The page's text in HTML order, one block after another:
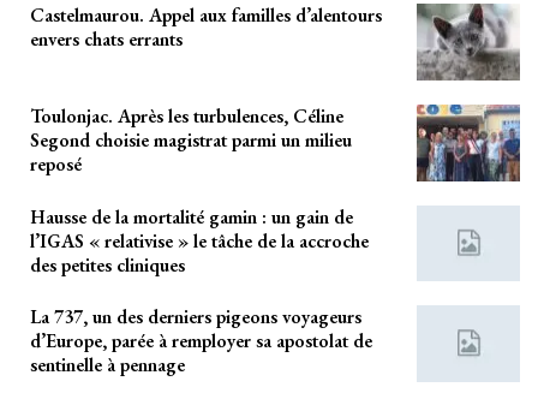
Castelmaurou. Appel aux familles d’alentours
envers chats errants
Toulonjac. Après les turbulences, Céline
Segond choisie magistrat parmi un milieu
reposé
Hausse de la mortalité gamin : un gain de
l’IGAS « relativise » le tâche de la accroche
des petites cliniques
La 737, un des derniers pigeons voyageurs
d’Europe, parée à remployer sa apostolat de
sentinelle à pennage